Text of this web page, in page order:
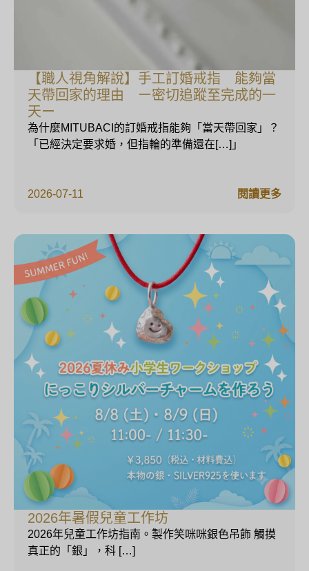
【職人視角解說】手工訂婚戒指 能夠當
天帶回家的理由 ー密切追蹤至完成的一
天ー
2026-07-11
為什麼MITUBACI的訂婚戒指能夠「當天帶回家」？
「已經決定要求婚，但指輪的準備還在[…]」
閱讀更多
2026年暑假兒童工作坊
2026年兒童工作坊指南。製作笑咪咪銀色吊飾 觸摸
真正的「銀」，科 […]